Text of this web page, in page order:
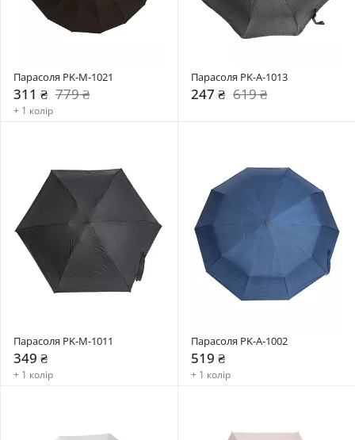
Парасоля PK-M-1021
311 ₴ 779 ₴
+ 1 колір
Парасоля PK-A-1013
247 ₴ 619 ₴
Парасоля PK-M-1011
349 ₴
+ 1 колір
Парасоля PK-A-1002
519 ₴
+ 1 колір